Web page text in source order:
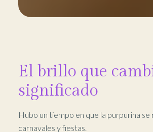
El brillo que
significado
Hubo un tiempo en que la purpurina
carnavales y fiestas.